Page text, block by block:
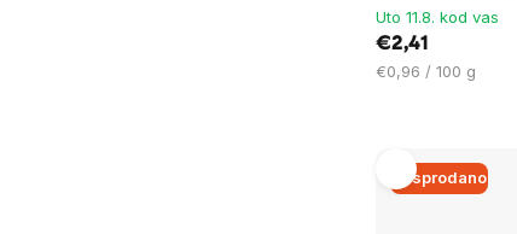
Uto 11.8. kod vas
€2,41
Cijena
€0,96 / 100 g
Rasprodano